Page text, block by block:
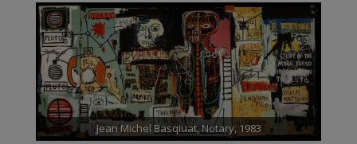
Jean Michel Basqiuat, Notary, 1983